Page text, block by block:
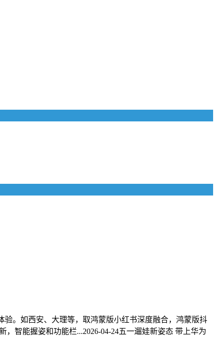
。如西安、大理等，取鸿蒙版小红书深度融合，鸿蒙版抖
智能握姿和功能栏...2026-04-24五一遛娃新姿态 带上华为